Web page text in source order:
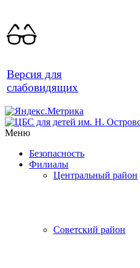
Версия для
слабовидящих
Меню
Безопасность
Филиалы
Центральный район
Советский район